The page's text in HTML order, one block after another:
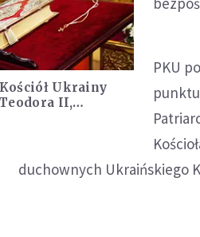
Ukrainy
II,
Aleksandrii
PKU
duchownych Ukraińskiego